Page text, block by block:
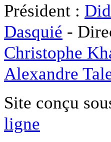
Président :
Dasquié -
Christophe
Alexandre
Site conçu
ligne